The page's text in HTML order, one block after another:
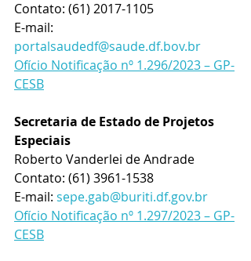
Contato: (61) 2017-1105
E-mail:
portalsaudedf@saude.df.bov.br
Ofício Notificação nº 1.296/2023 – GP-
CESB
Secretaria de Estado de Projetos
Especiais
Roberto Vanderlei de Andrade
Contato: (61) 3961-1538
E-mail: sepe.gab@buriti.df.gov.br
Ofício Notificação nº 1.297/2023 – GP-
CESB